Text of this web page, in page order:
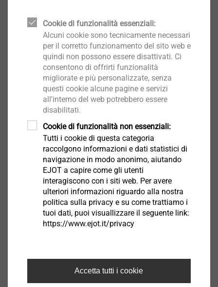
Preforo non necessario
Semplicità di applicazione con avvitatori
automatici
Le nervature sottotesta facilitano il
posizionamento della testa della vite nel PVC
Acciaio al carbonio
Dati tecnici
Diametro della testa: 7,5 mm
Azionamento: Phillips PH 2
Tipo di filettatura: Filetto ST
Avvitamento: 1500 - 2000 giri/min
Nota: Il trattamento EJOSEAL offre una maggior
resistenza alla corrosione
Cookie di funzionalità essenziali:
Alcuni cookie sono tecnicamente necessari
per il corretto funzionamento del sito web e
quindi non possono essere disattivati. Ci
consentono di offrirti funzionalità
migliorate e più personalizzate, senza
questi cookie alcune pagine e servizi
all'interno del web potrebbero essere
disabilitati.
Cookie di funzionalità non essenziali:
Tutti i cookie di questa categoria
raccolgono informazioni e dati statistici di
navigazione in modo anonimo, aiutando
EJOT a capire come gli utenti
interagiscono con i siti web. Per avere
ulteriori informazioni riguardo alla nostra
politica sulla privacy e su come trattiamo i
tuoi dati, puoi visuallizzare il seguente link:
https://www.ejot.it/privacy
Accetta tutti i cookie